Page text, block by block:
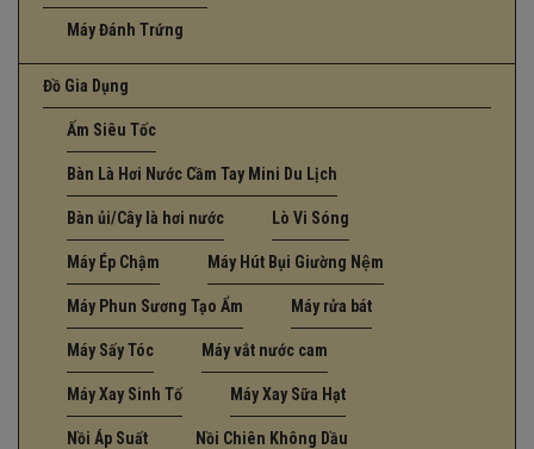
Máy Đánh Trứng
Đồ Gia Dụng
Ấm Siêu Tốc
Bàn Là Hơi Nước Cầm Tay Mini Du Lịch
Bàn ủi/Cây là hơi nước Lò Vi Sóng
Máy Ép Chậm Máy Hút Bụi Giường Nệm
Máy Phun Sương Tạo Ẩm Máy rửa bát
Máy Sấy Tóc Máy vắt nước cam
Máy Xay Sinh Tố Máy Xay Sữa Hạt
Nồi Áp Suất Nồi Chiên Không Dầu